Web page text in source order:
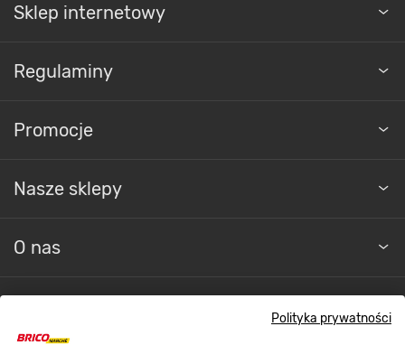
Polityka prywatności
Sklep internetowy
Regulaminy
Promocje
Nasze sklepy
O nas